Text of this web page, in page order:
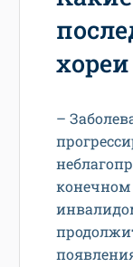
–
конечном